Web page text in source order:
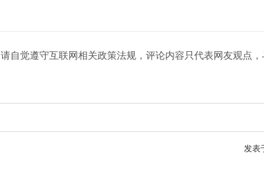
请自觉遵守互联网相关政策法规，评论内容只代表网友观点，
发表